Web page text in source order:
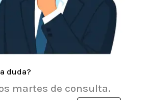
duda?
martes de consulta.